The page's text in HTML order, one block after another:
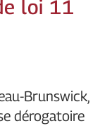
loi 11
Brunswick,
dérogatoire